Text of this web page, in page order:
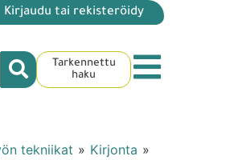
Kirjaudu tai rekisteröidy
Tarkennettu
haku
tekniikat » Kirjonta »